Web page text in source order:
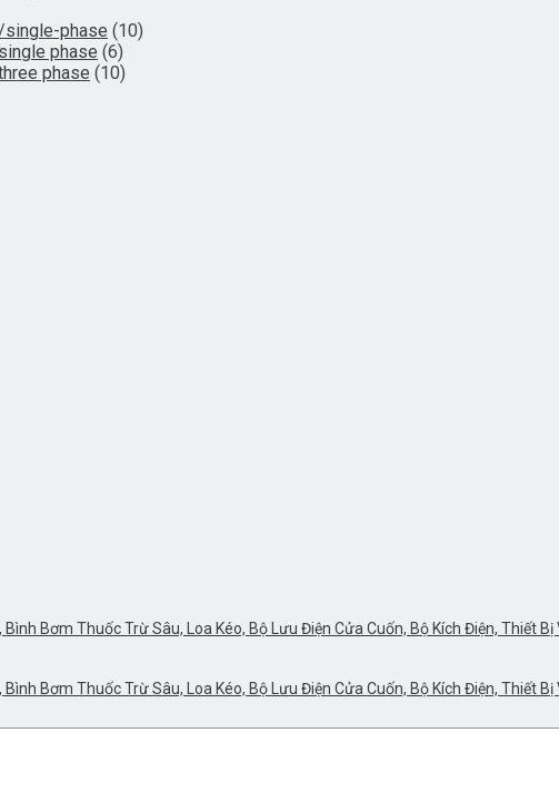
phase (10)
phase (6)
phase (10)
Bơm Thuốc Trừ Sâu, Loa Kéo, Bộ Lưu Điện Cửa Cuốn, Bộ Kích Điện, Thiết Bị
Bơm Thuốc Trừ Sâu, Loa Kéo, Bộ Lưu Điện Cửa Cuốn, Bộ Kích Điện, Thiết Bị